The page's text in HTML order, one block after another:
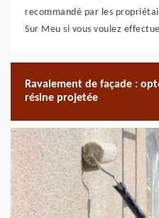
recommandé par les
Sur Meu si vous voulez
Ravalement de façade :
résine projetée